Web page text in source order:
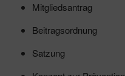
Mitgliedsantrag
Beitragsordnung
Satzung